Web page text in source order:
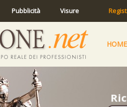
Pubblicità Visure
HOME